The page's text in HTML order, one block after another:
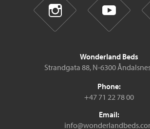
Wonderland Beds
Strandgata 88, N-6300
Phone:
+47 71 22 78 00
Email: